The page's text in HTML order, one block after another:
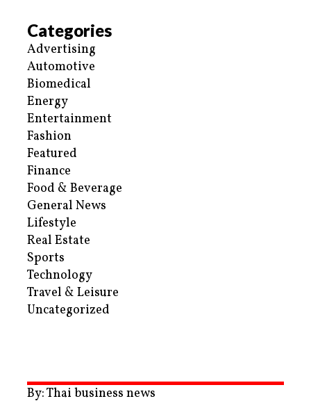
Categories
Advertising
Automotive
Biomedical
Energy
Entertainment
Fashion
Featured
Finance
Food & Beverage
General News
Lifestyle
Real Estate
Sports
Technology
Travel & Leisure
Uncategorized
By: Thai business news